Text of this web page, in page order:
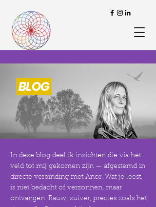
BLOG
In deze blog deel ik inzichten die via het
veld tot mij gekomen zijn — afgestemd in
directe verbinding met Anor. Wat je leest,
is niet bedacht of verzonnen, maar
ontvangen. Rauw, zuiver, precies zoals het